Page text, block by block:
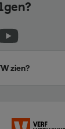
zien?